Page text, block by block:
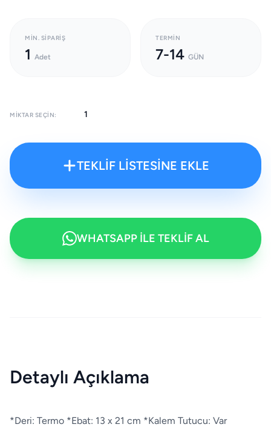
MIN. SIPARIŞ
1 Adet
TERMIN
7-14 GÜN
MIKTAR SEÇIN:
TEKLİF LİSTESİNE EKLE
WHATSAPP İLE TEKLİF AL
Detaylı Açıklama
*Deri: Termo *Ebat: 13 x 21 cm *Kalem Tutucu: Var